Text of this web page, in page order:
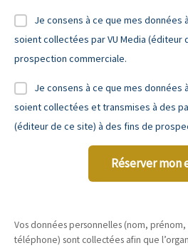
Je consens à ce que mes données
soient collectées par VU Media (éditeur
prospection commerciale.
Je consens à ce que mes données
soient collectées et transmises à des
(éditeur de ce site) à des fins de
Réserver mon
Vos données personnelles (nom,
téléphone) sont collectées afin que